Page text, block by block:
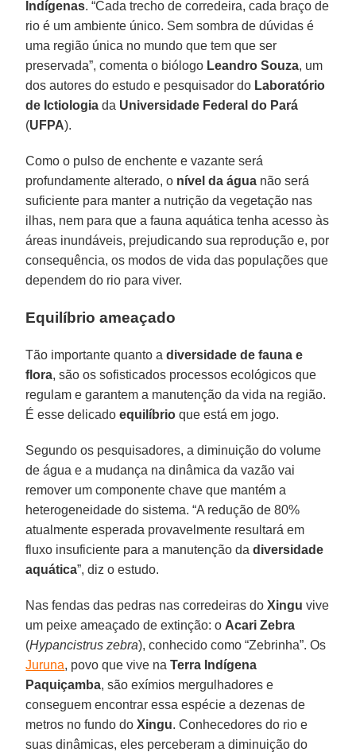
Indígenas. “Cada trecho de corredeira, cada braço de
rio é um ambiente único. Sem sombra de dúvidas é
uma região única no mundo que tem que ser
preservada”, comenta o biólogo Leandro Souza, um
dos autores do estudo e pesquisador do Laboratório
de Ictiologia da Universidade Federal do Pará
(UFPA).
Como o pulso de enchente e vazante será
profundamente alterado, o nível da água não será
suficiente para manter a nutrição da vegetação nas
ilhas, nem para que a fauna aquática tenha acesso às
áreas inundáveis, prejudicando sua reprodução e, por
consequência, os modos de vida das populações que
dependem do rio para viver.
Equilíbrio ameaçado
Tão importante quanto adiversidade de fauna e
flora, são os sofisticados processos ecológicos que
regulam e garantem a manutenção da vida na região.
É esse delicadoequilíbrio que está em jogo.
Segundo os pesquisadores, a diminuição do volume
de água e a mudança na dinâmica da vazão vai
remover um componente chave que mantém a
heterogeneidade do sistema. “A redução de 80%
atualmente esperada provavelmente resultará em
fluxo insuficiente para a manutenção dadiversidade
aquática”, diz o estudo.
Nas fendas das pedras nas corredeiras doXingu vive
um peixe ameaçado de extinção: o Acari Zebra
(Hypancistrus zebra), conhecido como “Zebrinha”. Os
Juruna, povo que vive naTerra Indígena
Paquiçamba, são exímios mergulhadores e
conseguem encontrar essa espécie a dezenas de
metros no fundo doXingu. Conhecedores do rio e
suas dinâmicas, eles perceberam a diminuição do